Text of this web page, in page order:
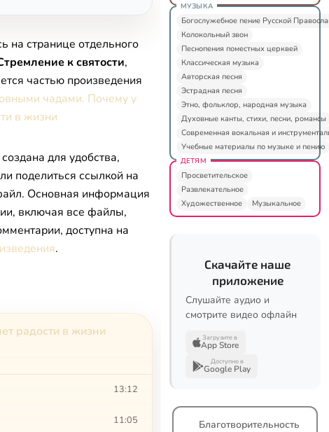
на странице отдельного
к святости,
частью произведения
чадами. Почему у
в жизни
для удобства,
поделиться ссылкой на
Основная информация
включая все файлы,
доступна на
.
радости в жизни
13:12
11:05
МУЗЫКА
Богослужебное пение Русской
Колокольный звон
Песнопения поместных церквей
Классическая музыка
Авторская песня
Эстрадная песня
Этно, фольклор, народная музыка
Духовные канты, стихи, песни, романсы
Современная вокальная и
Учебные материалы по музыке и пению
ДЕТЯМ
Просветительское
Развлекательное
Художественное
Музыкальное
Скачайте наше
приложение
Слушайте аудио и
смотрите видео офлайн
Загрузите в
App Store
Доступно в
Google Play
Благотворительность